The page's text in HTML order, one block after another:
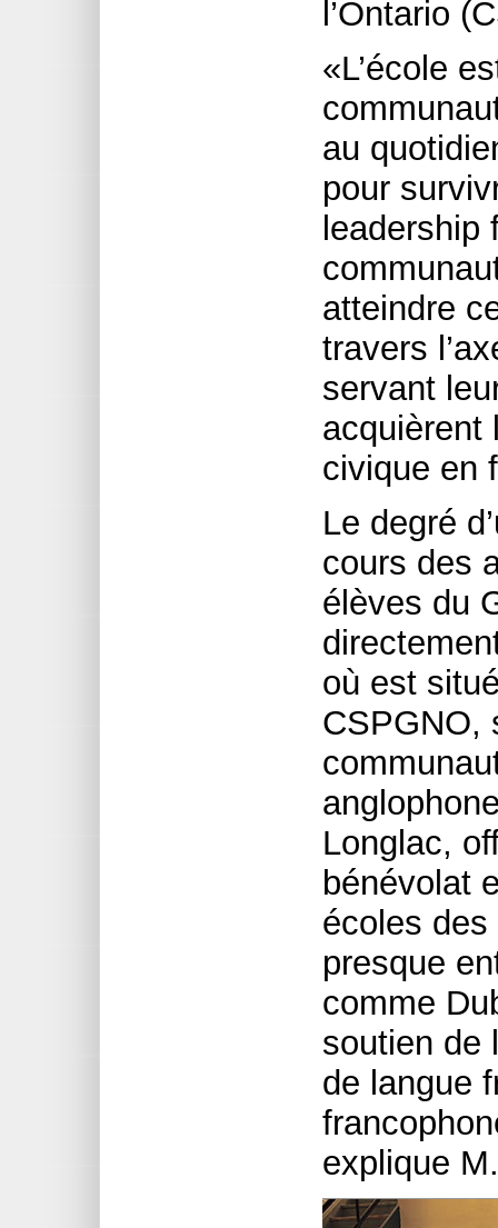
l’Ontario
«L’école
au
pour
leadership
atteindre
travers
servant
acquièrent
civique en
Le degré
cours des
élèves du
où est
CSPGNO,
Longlac,
bénévolat
écoles
presque
comme
soutien de
de langue
explique